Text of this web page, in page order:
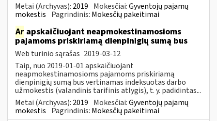
Metai (Archyvas): 2019 Mokesčiai:Gyventojų pajamų
mokestis Pagrindinis: Mokesčių pakeitimai
Ar apskaičiuojant neapmokestinamosioms
pajamoms priskiriamą dienpinigių sumą bus
Web turinio sąrašas 2019-03-12
Taip, nuo 2019-01-01 apskaičiuojant
neapmokestinamosioms pajamoms priskiriamą
dienpinigių sumą bus vertinamas indeksuotas darbo
užmokestis (valandinis tarifinis atlygis), t. y. padidintas...
Metai (Archyvas): 2019 Mokesčiai:Gyventojų pajamų
mokestis Pagrindinis: Mokesčių pakeitimai